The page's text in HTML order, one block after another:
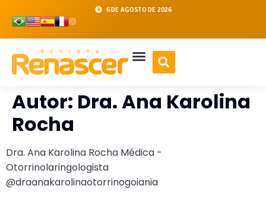
6 DE AGOSTO DE 2026
Autor: Dra. Ana Karolina
Rocha
Dra. Ana Karolina Rocha Médica -
Otorrinolaringologista
@draanakarolinaotorrinogoiania